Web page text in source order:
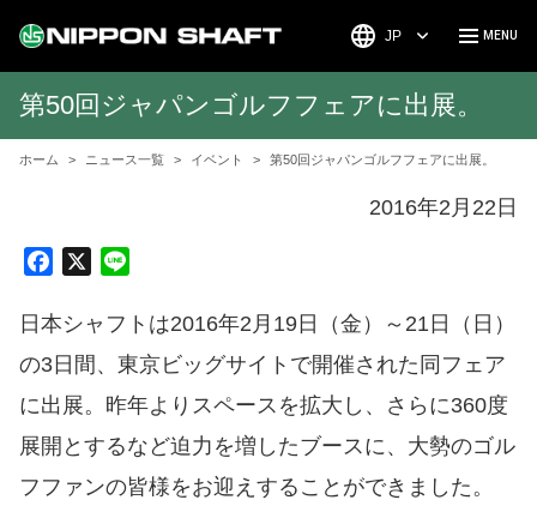
JP
第50回ジャパンゴルフフェアに出展。
ホーム ニュース一覧 イベント 第50回ジャパンゴルフフェアに出展。
2016年2月22日
c
b
o
o
k
n
日本シャフトは2016年2月19日（金）～21日（日）
の3日間、東京ビッグサイトで開催された同フェア
に出展。昨年よりスペースを拡大し、さらに360度
展開とするなど迫力を増したブースに、大勢のゴル
フファンの皆様をお迎えすることができました。